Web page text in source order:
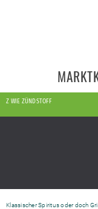
Z WIE ZÜNDSTOFF
Klassischer Spiritus oder doch